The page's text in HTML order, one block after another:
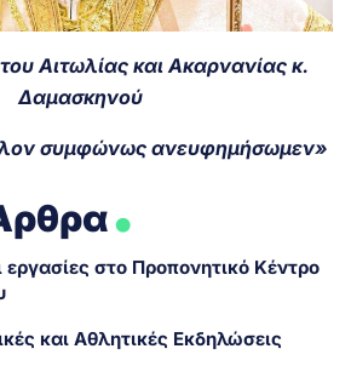
Αιτωλίας και Ακαρνανίας κ.
Δαμασκηνού
συμφώνως ανευφημήσωμεν»
.
στο Προπονητικό Κέντρο
και Αθλητικές Εκδηλώσεις